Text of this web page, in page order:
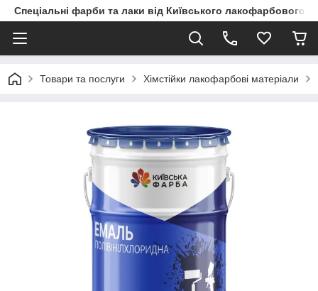
Спеціальні фарби та лаки від Київського
Товари та послуги Хімстійки лакофарбові матеріали